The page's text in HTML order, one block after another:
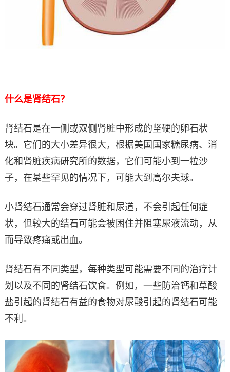
什么是肾结石？
肾结石是在一侧或双侧肾脏中形成的坚硬的卵石状
块。它们的大小差异很大，根据美国国家糖尿病、消
化和肾脏疾病研究所的数据，它们可能小到一粒沙
子，在某些罕见的情况下，可能大到高尔夫球。
小肾结石通常会穿过肾脏和尿道，不会引起任何症
状，但较大的结石可能会被困住并阻塞尿液流动，从
而导致疼痛或出血。
肾结石有不同类型，每种类型可能需要不同的治疗计
划以及不同的肾结石饮食。例如，一些防治钙和草酸
盐引起的肾结石有益的食物对尿酸引起的肾结石可能
不利。